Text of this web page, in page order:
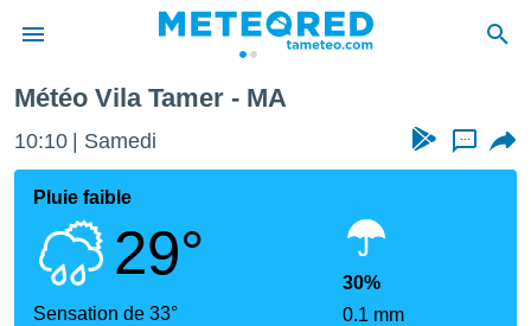
de
par
Météo Vila Tamer - MA
10:10 Samedi ...
Pluie faible
29°
Sensation de 33°
30%
0.1 mm